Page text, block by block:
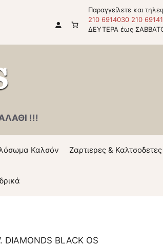
Παραγγείλετε και
210 6914030 210
ΔΕΥΤΕΡΑ έως
!!!
Καλσόν Ζαρτιερες & Καλτσοδετες
DIAMONDS BLACK OS